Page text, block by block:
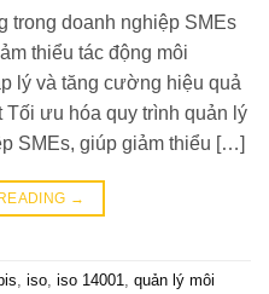
trong doanh nghiệp SMEs
thiểu tác động môi
lý và tăng cường hiệu quả
Tối ưu hóa quy trình quản lý
SMEs, giúp giảm thiểu […]
→
, iso, iso 14001, quản lý môi